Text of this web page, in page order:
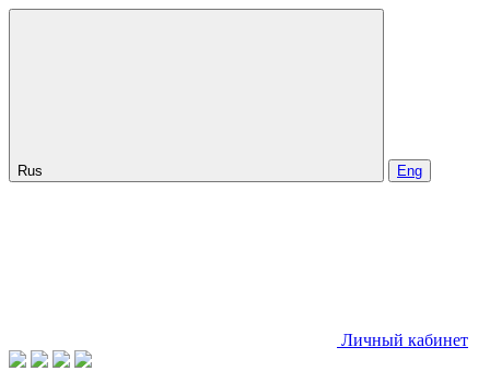
Rus Eng
Личный кабинет